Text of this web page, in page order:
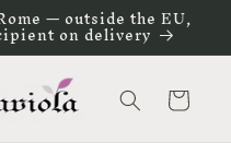
— outside the EU,
on delivery
Carrello